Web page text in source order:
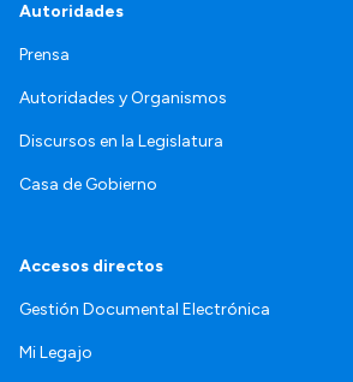
Autoridades
Prensa
Autoridades y Organismos
Discursos en la Legislatura
Casa de Gobierno
Accesos directos
Gestión Documental Electrónica
Mi Legajo